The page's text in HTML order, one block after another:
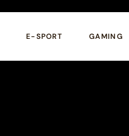
E-SPORT GAMING